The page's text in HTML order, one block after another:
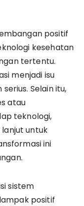
positif
kesehatan
tertentu.
menjadi isu
Selain itu,
atau
teknologi,
untuk
ini
sistem
positif